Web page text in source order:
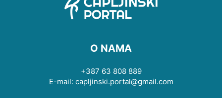
O NAMA
+387 63 808 889
E-mail: capljinski.portal@gmail.com